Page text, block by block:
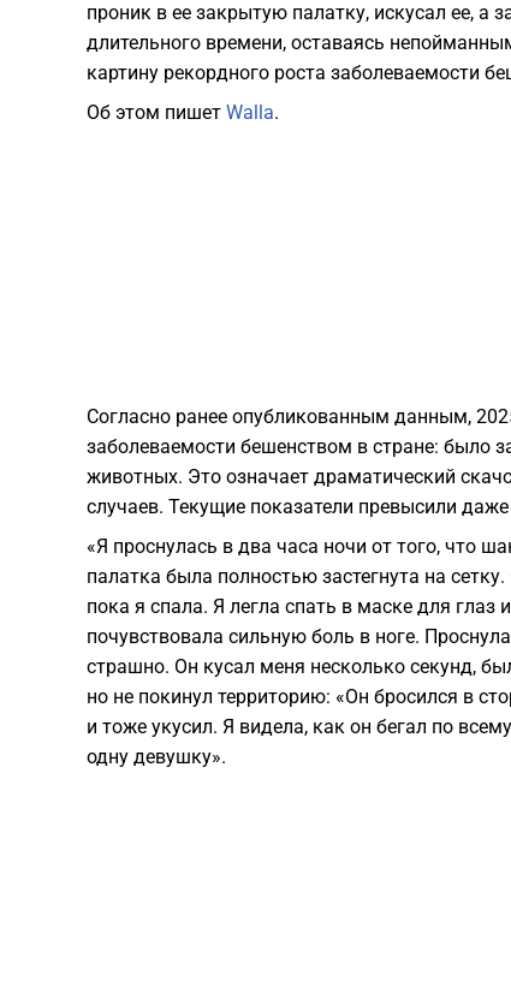
проник в ее закрытую палатку, искусал ее, а
длительного времени, оставаясь
картину рекордного роста заболеваемости
Об этом пишет Walla.
Согласно ранее опубликованным данным,
заболеваемости бешенством в стране: было
животных. Это означает драматический
случаев. Текущие показатели превысили
«Я проснулась в два часа ночи от того, что
палатка была полностью застегнута на
пока я спала. Я легла спать в маске для
почувствовала сильную боль в ноге.
страшно. Он кусал меня несколько секунд,
но не покинул территорию: «Он бросился в
и тоже укусил. Я видела, как он бегал по
одну девушку».